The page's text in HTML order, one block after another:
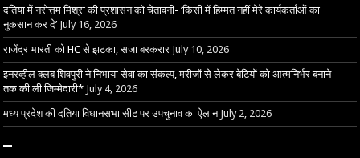
दतिया में नरोत्तम मिश्रा की प्रशासन को चेतावनी- ‘किसी में हिम्मत नहीं मेरे कार्यकर्ताओं का
नुकसान कर दे’ July 16, 2026
राजेंद्र भारती को HC से झटका, सजा बरकरार July 10, 2026
इनरव्हील क्लब शिवपुरी ने निभाया सेवा का संकल्प, मरीजों से लेकर बेटियों को आत्मनिर्भर बनाने
तक की ली जिम्मेदारी* July 4, 2026
मध्य प्रदेश की दतिया विधानसभा सीट पर उपचुनाव का ऐलान July 2, 2026
–